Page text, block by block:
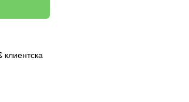
клиентска